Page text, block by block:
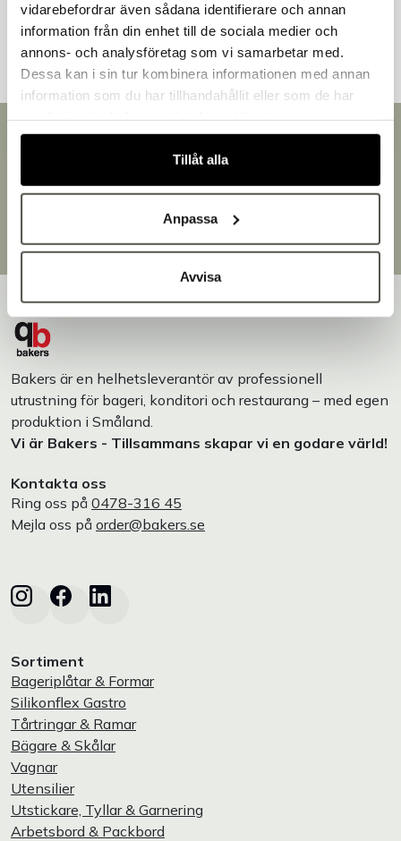
vidarebefordrar även sådana identifierare och annan
information från din enhet till de sociala medier och
annons- och analysföretag som vi samarbetar med.
Dessa kan i sin tur kombinera informationen med annan
information som du har tillhandahållit eller som de har
Tillåt alla
Anpassa
Avvisa
Andra kunder tittade även på
Snabb leverans
Leverans inom 3-5 arbetsdagar.
Över 30 000 produkter
Designat och tillverkat i Småland
Bakers är en helhetsleverantör av professionell
utrustning för bageri, konditori och restaurang – med egen
produktion i Småland.
Vi är Bakers - Tillsammans skapar vi en godare värld!
Kontakta oss
Ring oss på 0478-316 45
Mejla oss på order@bakers.se
Sortiment
Bageriplåtar & Formar
Silikonflex Gastro
Tårtringar & Ramar
Bägare & Skålar
Vagnar
Utensilier
Utstickare, Tyllar & Garnering
Arbetsbord & Packbord
Välkommen till Bakers!
Handlar du som företag eller privatperson?
Fortsätt som privatperson